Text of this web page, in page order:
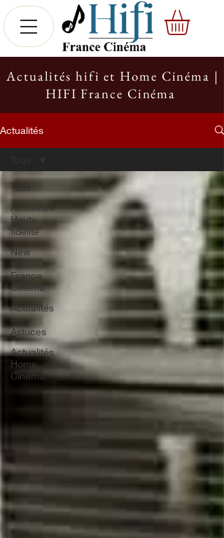
Actualités hifi et Home Cinéma |
HIFI France Cinéma
Actualités
Tous
Actualités
Haute
fidélité
New
France
Cinéma
Actualités
les
Astuces
Actualités
Home
Cinéma